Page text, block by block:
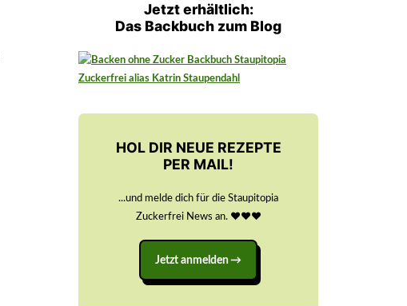
Jetzt erhältlich:
Das Backbuch zum Blog
HOL DIR NEUE REZEPTE
PER MAIL!
...und melde dich für die Staupitopia
Zuckerfrei News an. ♥️♥️♥️
Jetzt anmelden